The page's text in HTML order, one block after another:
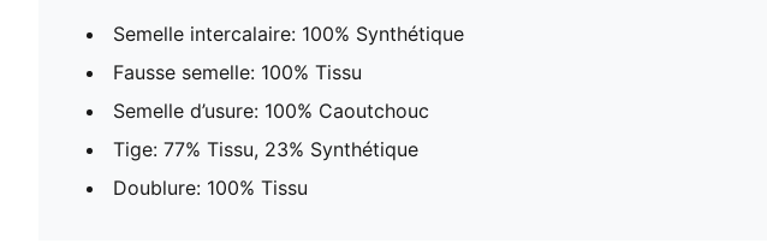
Semelle intercalaire: 100% Synthétique
Fausse semelle: 100% Tissu
Semelle d’usure: 100% Caoutchouc
Tige: 77% Tissu, 23% Synthétique
Doublure: 100% Tissu